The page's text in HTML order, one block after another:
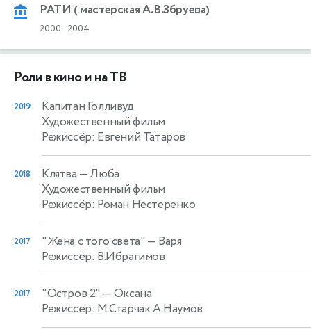
РАТИ ( мастерская А.В.Збруева)
2000 - 2004
Роли в кино и на ТВ
2019
Капитан Голливуд
Художественный фильм
Режиссёр: Евгений Татаров
2018 Клятва — Люба
Художественный фильм
Режиссёр: Роман Нестеренко
2017 "Жена с того света" — Варя
Режиссёр: В.Ибрагимов
2017 "Остров 2" — Оксана
Режиссёр: М.Старчак А.Наумов